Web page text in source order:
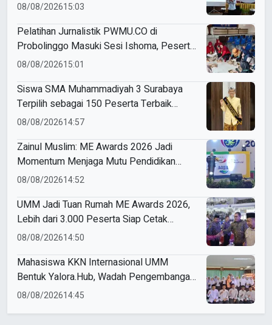
08/08/202615:03
Pelatihan Jurnalistik PWMU.CO di
Probolinggo Masuki Sesi Ishoma, Peserta
Antusias Ikuti Materi
08/08/202615:01
Siswa SMA Muhammadiyah 3 Surabaya
Terpilih sebagai 150 Peserta Terbaik
Forum Pelajar Indonesia
08/08/202614:57
Zainul Muslim: ME Awards 2026 Jadi
Momentum Menjaga Mutu Pendidikan
Muhammadiyah
08/08/202614:52
UMM Jadi Tuan Rumah ME Awards 2026,
Lebih dari 3.000 Peserta Siap Cetak
Pemimpin Masa Depan
08/08/202614:50
Mahasiswa KKN Internasional UMM
Bentuk Yalora.Hub, Wadah Pengembangan
Pemuda Yala Thailand
08/08/202614:45